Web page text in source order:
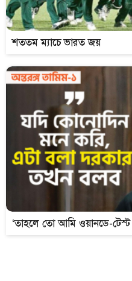
শততম ম্যাচে ভারত জয়
‘তাহলে তো আমি ওয়ানডে-